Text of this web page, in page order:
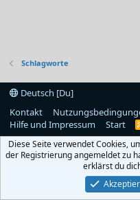
Schlagworte
Deutsch [Du]
Kontakt
Hilfe und Impressum
Start
Diese Seite verwendet Cookies,
der Registrierung angemeldet zu
erklärst du